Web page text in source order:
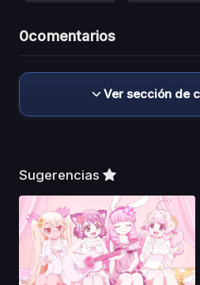
0comentarios
Ver sección de
Sugerencias